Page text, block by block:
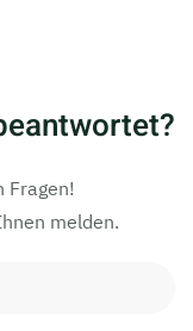
Fragen!
melden.